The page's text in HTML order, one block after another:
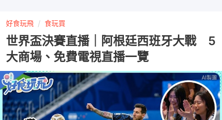
好食玩飛 食玩買
世界盃決賽直播｜阿根廷西班牙大戰 5
大商場、免費電視直播一覽